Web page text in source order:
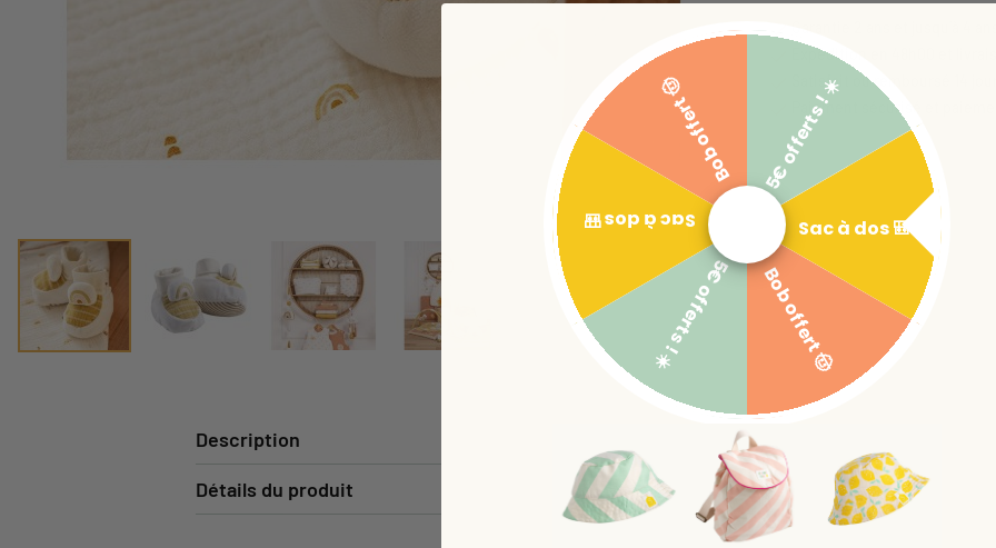
Garantie 2 ans et jusqu'à 4
Expédition en 48h00 et
Satisfait ou remboursé 14
Paiement sécurisé et
Description
Détails du produit
5€ offerts ! ☀️
Sac à dos 🎒
Bob offert 🤠
5€ offerts ! ☀️
Sac à dos 🎒
Bob offert 🤠